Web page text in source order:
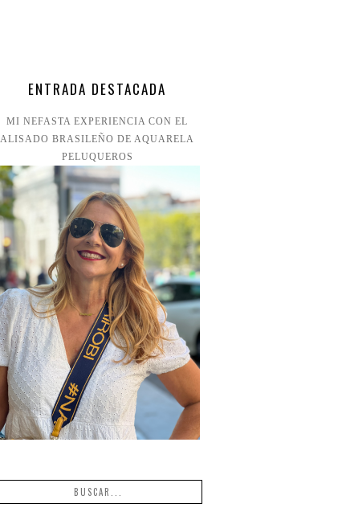
ENTRADA DESTACADA
MI NEFASTA EXPERIENCIA CON EL
ALISADO BRASILEÑO DE AQUARELA
PELUQUEROS